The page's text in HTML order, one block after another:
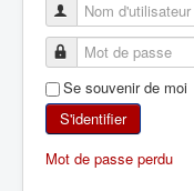
SKI DE
RANDONNÉE
Se souvenir de moi
S'identifier
Mot de passe perdu